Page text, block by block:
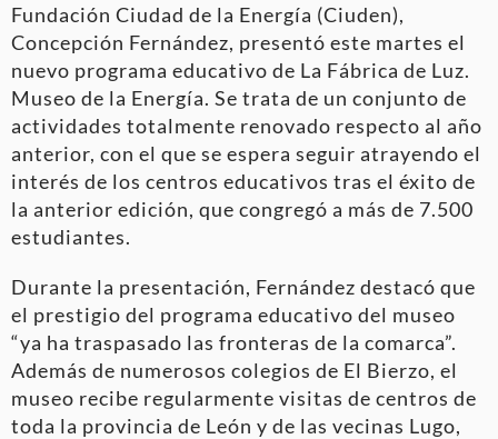
Fundación Ciudad de la Energía (Ciuden),
Concepción Fernández, presentó este martes el
nuevo programa educativo de La Fábrica de Luz.
Museo de la Energía. Se trata de un conjunto de
actividades totalmente renovado respecto al año
anterior, con el que se espera seguir atrayendo el
interés de los centros educativos tras el éxito de
la anterior edición, que congregó a más de 7.500
estudiantes.
Durante la presentación, Fernández destacó que
el prestigio del programa educativo del museo
“ya ha traspasado las fronteras de la comarca”.
Además de numerosos colegios de El Bierzo, el
museo recibe regularmente visitas de centros de
toda la provincia de León y de las vecinas Lugo,